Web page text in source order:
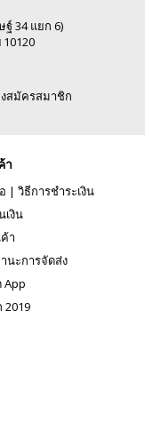
34 แยก 6)
สมัครสมาชิก
า
| วิธีการชำระเงิน
เงิน
า
นะการจัดส่ง
App
2019